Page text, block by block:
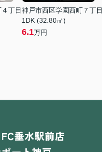
丁目神戸市西区学園西町７丁目
1DK (32.80㎡)
6.1万円